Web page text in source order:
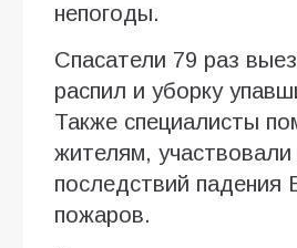
непогоды.
Спасатели 79 раз
распил и уборку
Также специалисты
жителям,
последствий
пожаров.